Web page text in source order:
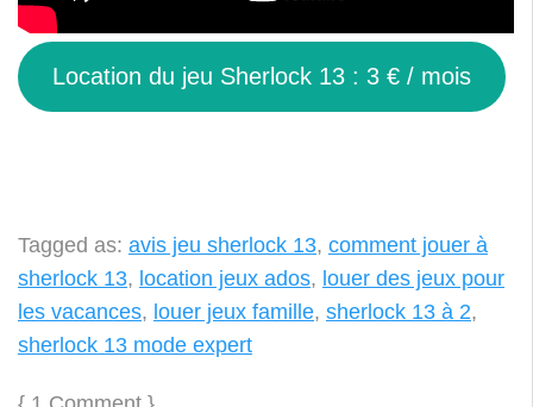
Location du jeu Sherlock 13 : 3 € / mois
Tagged as: avis jeu sherlock 13, comment jouer à
sherlock 13, location jeux ados, louer des jeux pour
les vacances, louer jeux famille, sherlock 13 à 2,
sherlock 13 mode expert